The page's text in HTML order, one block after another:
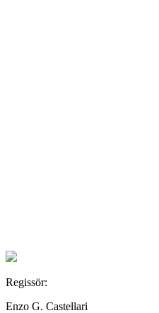
Regissör:
Enzo G. Castellari